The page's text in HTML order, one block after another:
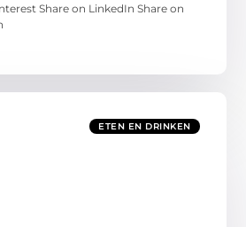
Share on LinkedIn Share on
ETEN EN DRINKEN